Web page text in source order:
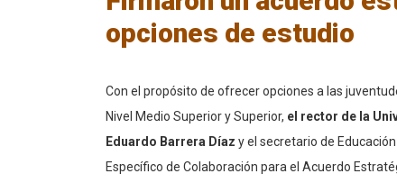
opciones de estudio
Con el propósito de ofrecer opciones a las
Nivel Medio Superior y Superior, el rector de la
Eduardo Barrera Díaz y el secretario de
Específico de Colaboración para el Acuerdo